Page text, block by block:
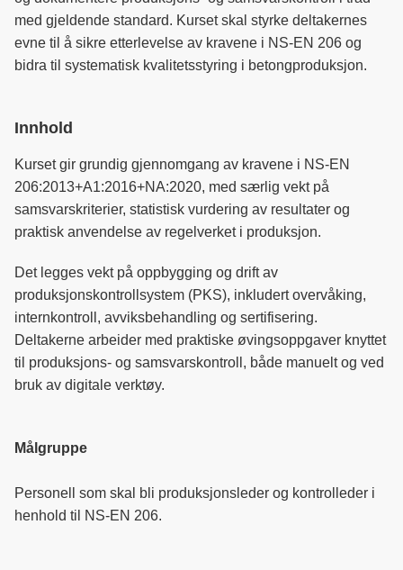
med gjeldende standard. Kurset skal styrke deltakernes
evne til å sikre etterlevelse av kravene i NS-EN 206 og
bidra til systematisk kvalitetsstyring i betongproduksjon.
Innhold
Kurset gir grundig gjennomgang av kravene i NS-EN
206:2013+A1:2016+NA:2020, med særlig vekt på
samsvarskriterier, statistisk vurdering av resultater og
praktisk anvendelse av regelverket i produksjon.
Det legges vekt på oppbygging og drift av
produksjonskontrollsystem (PKS), inkludert overvåking,
internkontroll, avviksbehandling og sertifisering.
Deltakerne arbeider med praktiske øvingsoppgaver knyttet
til produksjons- og samsvarskontroll, både manuelt og ved
bruk av digitale verktøy.
Målgruppe
Personell som skal bli produksjonsleder og kontrolleder i
henhold til NS-EN 206.